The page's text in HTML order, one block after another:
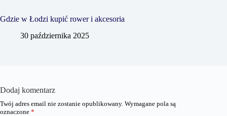
Gdzie w Łodzi kupić rower i akcesoria
30 października 2025
Dodaj komentarz
Twój adres email nie zostanie opublikowany. Wymagane pola są
oznaczone *